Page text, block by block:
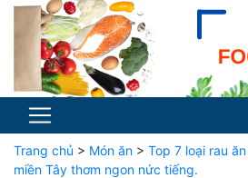
Trang chủ > Món ăn > Top 7 loại rau
miền Tây thơm ngon nức tiếng.